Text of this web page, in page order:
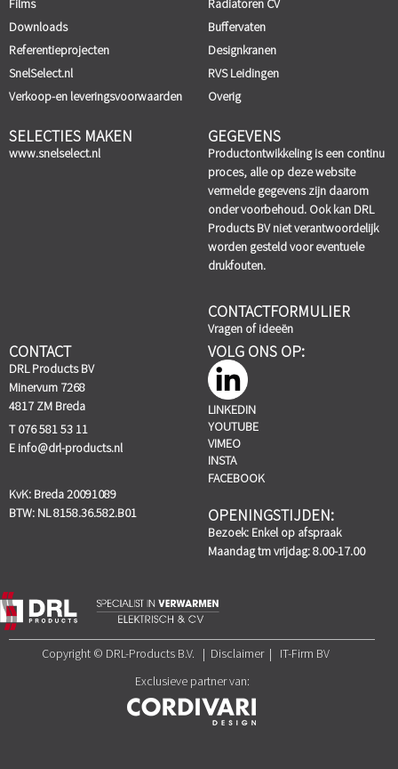
Films
Downloads
Referentieprojecten
SnelSelect.nl
Verkoop-en leveringsvoorwaarden
Radiatoren CV
Buffervaten
Designkranen
RVS Leidingen
Overig
SELECTIES MAKEN
www.snelselect.nl
GEGEVENS
Productontwikkeling is een continu
proces, alle op deze website
vermelde gegevens zijn daarom
onder voorbehoud. Ook kan DRL
Products BV niet verantwoordelijk
worden gesteld voor eventuele
drukfouten.
CONTACTFORMULIER
Vragen of ideeën
CONTACT
DRL Products BV
Minervum 7268
4817 ZM Breda
T 076 581 53 11
E info@drl-products.nl
KvK: Breda 20091089
BTW: NL 8158.36.582.B01
VOLG ONS OP:
LINKEDIN
YOUTUBE
VIMEO
INSTA
FACEBOOK
OPENINGSTIJDEN:
Bezoek: Enkel op afspraak
Maandag tm vrijdag: 8.00-17.00
Copyright © DRL-Products B.V. | Disclaimer | IT-Firm BV
Exclusieve partner van: